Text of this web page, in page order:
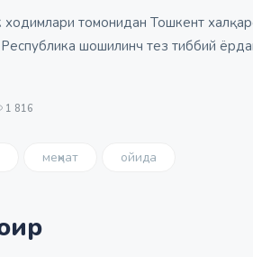
томонидан Тошкент
шошилинч тез тиббий
1 816
меҳнат ойида